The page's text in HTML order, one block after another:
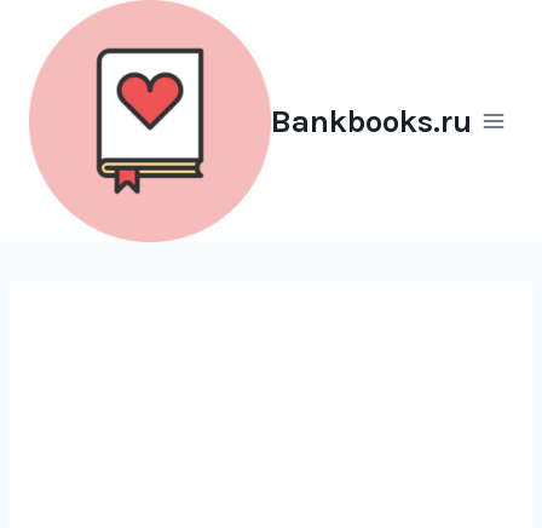
Перейти
содержимому
Bankbooks.ru